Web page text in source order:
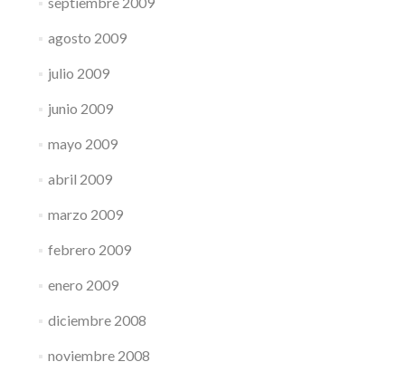
agosto 2009
julio 2009
junio 2009
mayo 2009
abril 2009
marzo 2009
febrero 2009
enero 2009
diciembre 2008
noviembre 2008